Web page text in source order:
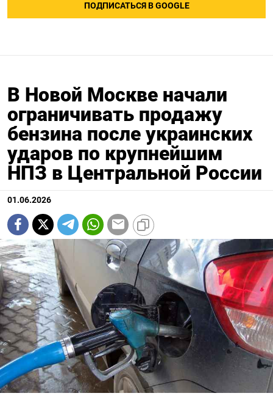
ПОДПИСАТЬСЯ В GOOGLE
В Новой Москве начали
ограничивать продажу
бензина после украинских
ударов по крупнейшим
НПЗ в Центральной России
01.06.2026